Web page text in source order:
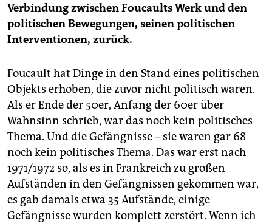
Verbindung zwischen Foucaults Werk und den
politischen Bewegungen, seinen politischen
Interventionen, zurück.
Foucault hat Dinge in den Stand eines politischen
Objekts erhoben, die zuvor nicht politisch waren.
Als er Ende der 50er, Anfang der 60er über
Wahnsinn schrieb, war das noch kein politisches
Thema. Und die Gefängnisse – sie waren gar 68
noch kein politisches Thema. Das war erst nach
1971/1972 so, als es in Frankreich zu großen
Aufständen in den Gefängnissen gekommen war,
es gab damals etwa 35 Aufstände, einige
Gefängnisse wurden komplett zerstört. Wenn ich